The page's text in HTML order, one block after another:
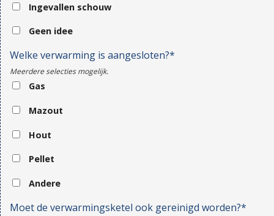
Ingevallen schouw
Geen idee
Welke verwarming is aangesloten?*
Meerdere selecties mogelijk.
Gas
Mazout
Hout
Pellet
Andere
Moet de verwarmingsketel ook gereinigd worden?*